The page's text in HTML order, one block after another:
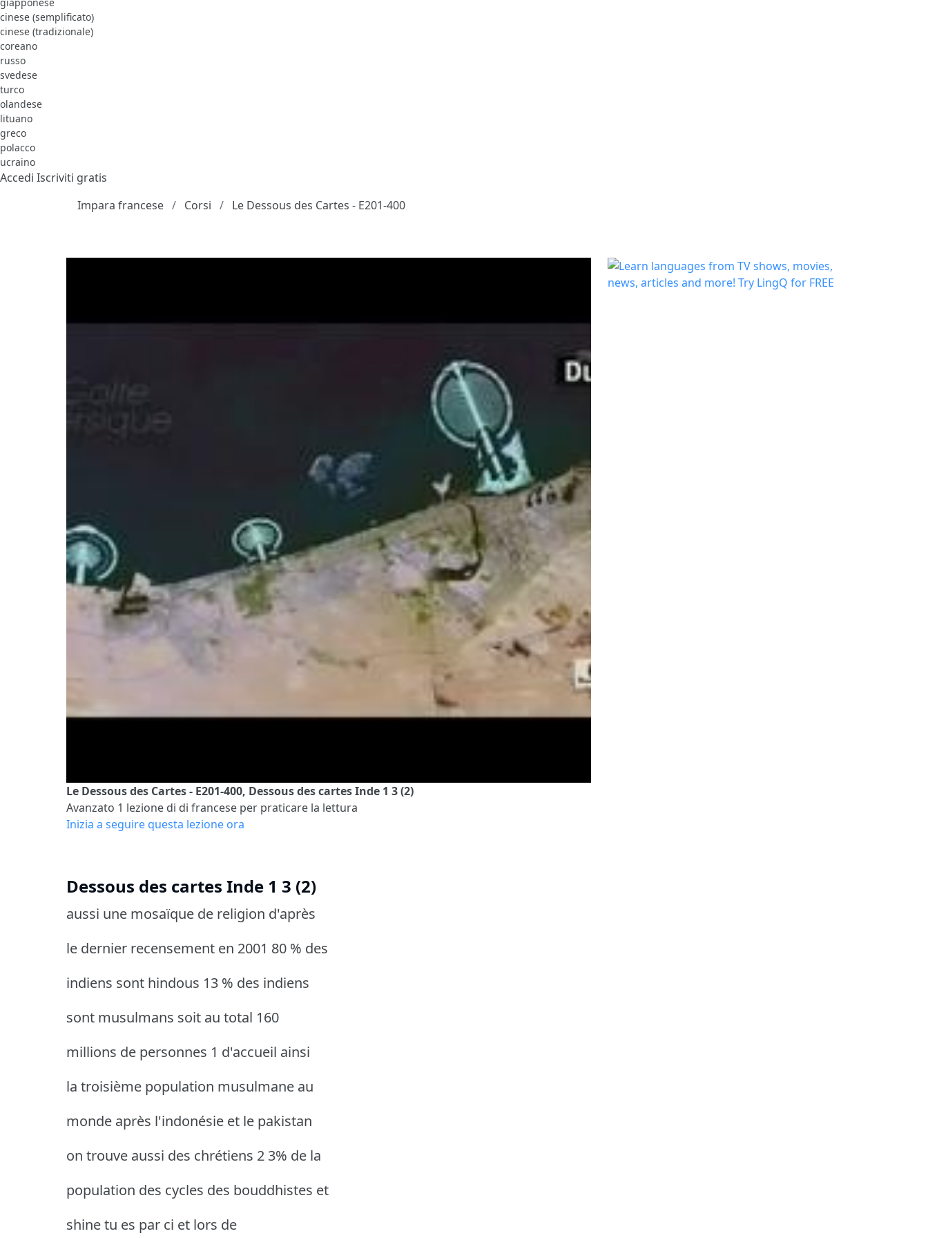
cinese (semplificato)
cinese (tradizionale)
coreano
russo
svedese
turco
olandese
lituano
greco
polacco
ucraino
Accedi Iscriviti gratis
Impara francese
Corsi Le Dessous des Cartes - E201-400
Le Dessous des Cartes - E201-400, Dessous des cartes Inde 1 3 (2)
Avanzato 1 lezione di di francese per praticare la lettura
Inizia a seguire questa lezione ora
Dessous des cartes Inde 1 3 (2)
aussi une mosaïque de religion d'après
le dernier recensement en 2001 80 % des
indiens sont hindous 13 % des indiens
sont musulmans soit au total 160
millions de personnes 1 d'accueil ainsi
la troisième population musulmane au
monde après l'indonésie et le pakistan
on trouve aussi des chrétiens 2 3% de la
population des cycles des bouddhistes et
shine tu es par ci et lors de